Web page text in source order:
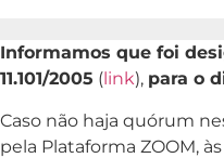
Informamos que foi
11.101/2005 ( link), para o
Caso não haja quórum
pela Plataforma ZOOM,